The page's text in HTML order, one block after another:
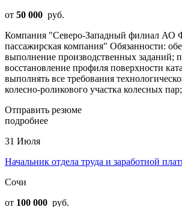
от 50 000 руб.
Компания "Северо-Западный филиал АО
пассажирская компания" Обязанности:
выполнение производственных заданий;
восстановление профиля поверхности
выполнять все требования
колесно-роликового участка колесных пар;
Отправить резюме
подробнее
31 Июля
Начальник отдела труда и заработной
Сочи
от 100 000 руб.